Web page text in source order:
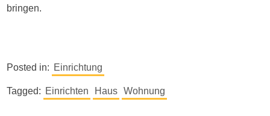
bringen.
Posted in: Einrichtung
Tagged: Einrichten Haus Wohnung